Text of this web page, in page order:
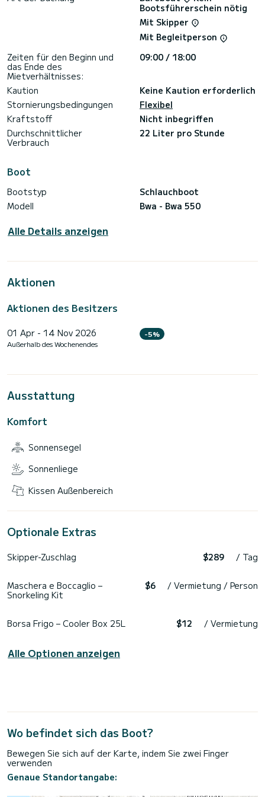
Bootsführerschein nötig
Mit Skipper
Mit Begleitperson
Zeiten für den Beginn und
das Ende des
Mietverhältnisses:
09:00 / 18:00
Kaution
Keine Kaution erforderlich
Stornierungsbedingungen
Flexibel
Kraftstoff
Nicht inbegriffen
Durchschnittlicher
Verbrauch
22 Liter pro Stunde
Boot
Bootstyp
Schlauchboot
Modell
Bwa - Bwa 550
Alle Details anzeigen
Aktionen
Aktionen des Besitzers
01 Apr - 14 Nov 2026
Außerhalb des Wochenendes
-5%
Ausstattung
Komfort
Sonnensegel
Sonnenliege
Kissen Außenbereich
Optionale Extras
Skipper-Zuschlag $289 / Tag
Maschera e Boccaglio –
Snorkeling Kit
$6 / Vermietung / Person
Borsa Frigo – Cooler Box 25L $12 / Vermietung
Alle Optionen anzeigen
Wo befindet sich das Boot?
Bewegen Sie sich auf der Karte, indem Sie zwei Finger
verwenden
Genaue Standortangabe: